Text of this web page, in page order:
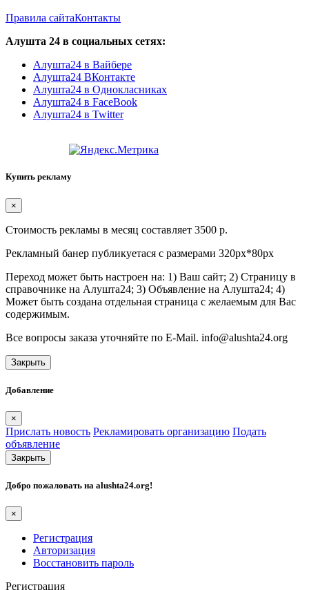
Правила сайтаКонтакты
Алушта 24 в социальных сетях:
Алушта24 в Вайбере
Алушта24 ВКонтакте
Алушта24 в Однокласниках
Алушта24 в FaceBook
Алушта24 в Twitter
Купить рекламу
×
Стоимость рекламы в месяц составляет 3500 р.
Рекламный банер публикуетася с размерами 320px*80px
Переход может быть настроен на: 1) Ваш сайт; 2) Страницу в
справочнике на Алушта24; 3) Объявление на Алушта24; 4)
Может быть создана отдельная страница с желаемым для Вас
содержимым.
Все вопросы заказа уточняйте по E-Mail. info@alushta24.org
Закрыть
Добавление
×
Прислать новость Рекламировать организацию Подать
объявление
Закрыть
Добро пожаловать на alushta24.org!
×
Регистрация
Авторизация
Восстановить пароль
Регистрация